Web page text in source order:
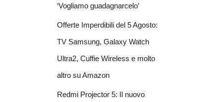
‘Vogliamo guadagnarcelo’
Offerte Imperdibili del 5 Agosto:
TV Samsung, Galaxy Watch
Ultra2, Cuffie Wireless e molto
altro su Amazon
Redmi Projector 5: Il nuovo